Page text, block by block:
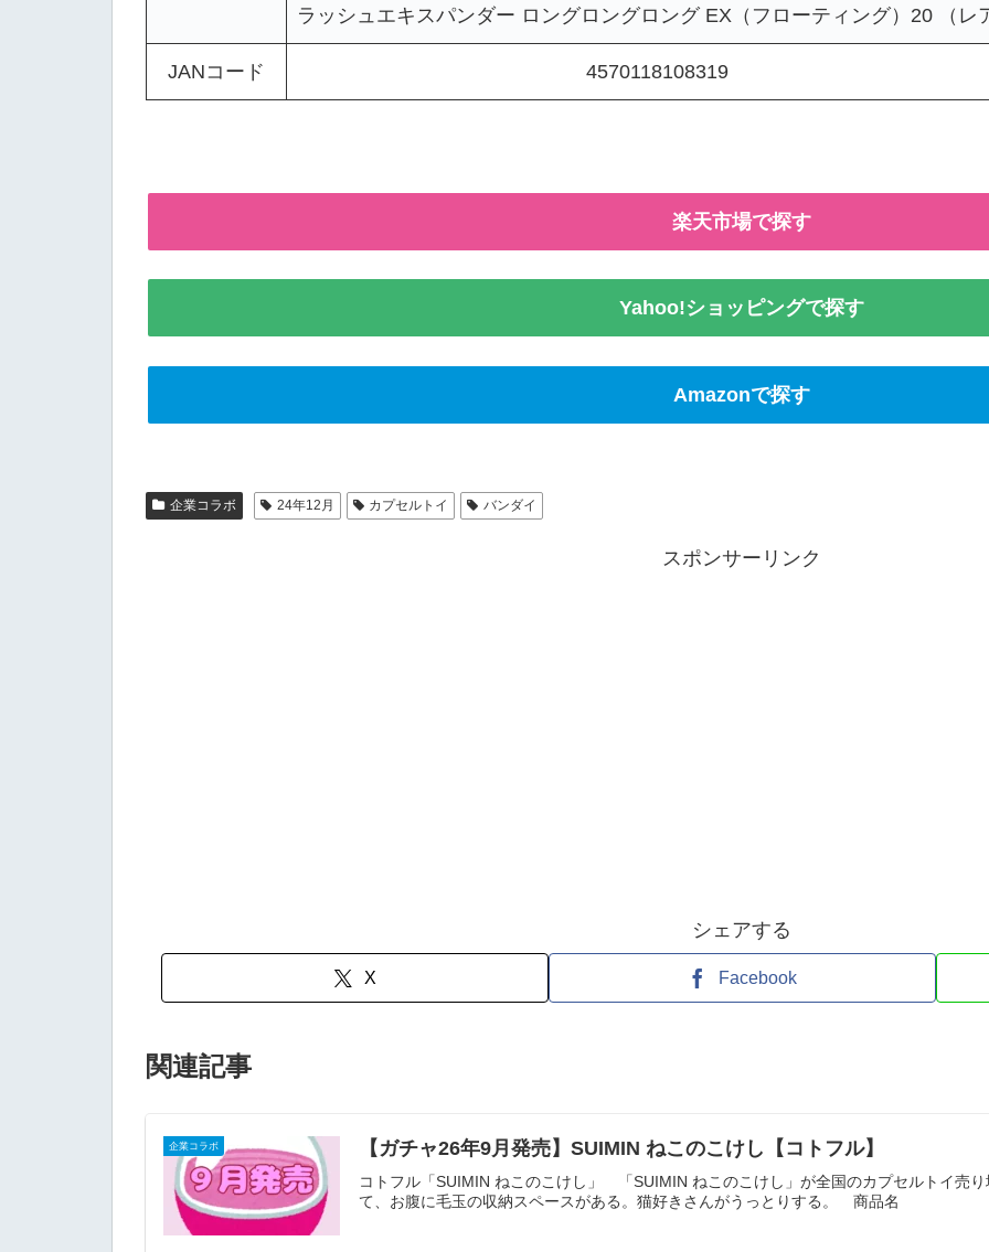
ラッシュエキスパンダー ロングロングロング EX（フローティング）20 （レ
JANコード 4570118108319
楽天市場で探す
Yahoo!ショッピングで探す
Amazonで探す
企業コラボ 24年12月 カプセルトイ バンダイ
スポンサーリンク
シェアする
X Facebook
関連記事
企業コラボ 【ガチャ26年9月発売】SUIMIN ねこのこけし【コトフル】
コトフル「SUIMIN ねこのこけし」 「SUIMIN ねこのこけし」が全国のカプセルトイ売
て、お腹に毛玉の収納スペースがある。猫好きさんがうっとりする。 商品名